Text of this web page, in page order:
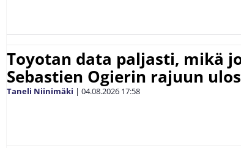
Toyotan data paljasti, mikä
Sebastien Ogierin rajuun
Taneli Niinimäki | 04.08.2026 17:58